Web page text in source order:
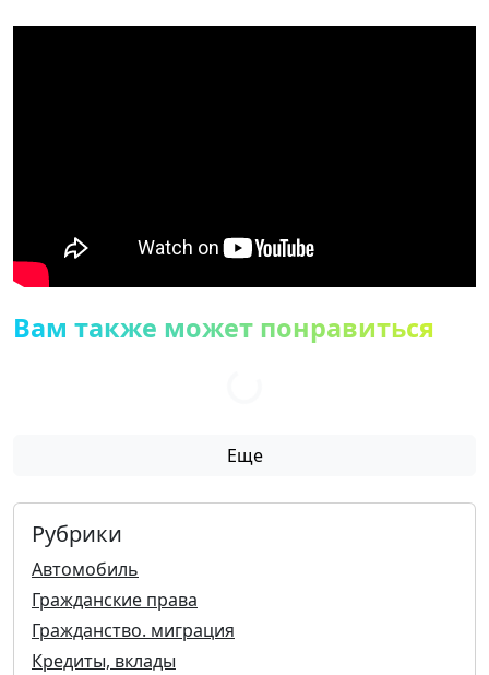
Вам также может понравиться
Еще
Рубрики
Автомобиль
Гражданские права
Гражданство. миграция
Кредиты, вклады